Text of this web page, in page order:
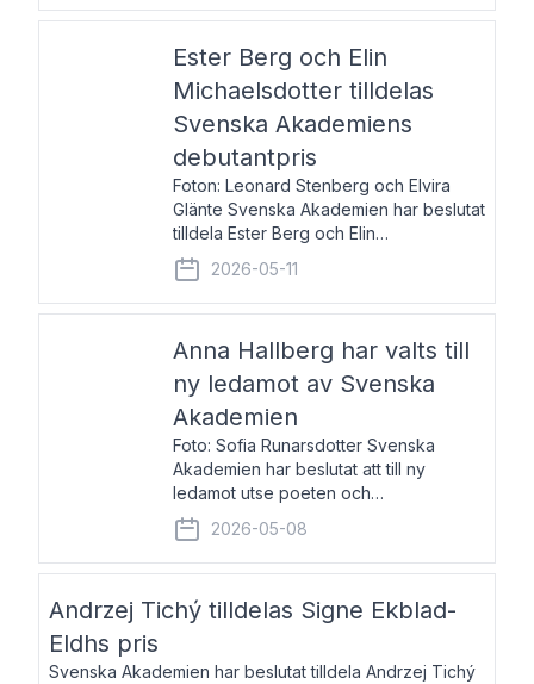
Ester Berg och Elin
Michaelsdotter tilldelas
Svenska Akademiens
debutantpris
Foton: Leonard Stenberg och Elvira
Glänte Svenska Akademien har beslutat
tilldela Ester Berg och Elin
Michaelsdotter Svenska Akademiens
debutantpris för år 2026. Priset är
nyinstiftat och syftar till att lyfta fram
2026-05-11
Anna Hallberg har valts till
ny ledamot av Svenska
Akademien
Foto: Sofia Runarsdotter Svenska
Akademien har beslutat att till ny
ledamot utse poeten och
litteraturkritikern Anna Hallberg. Hon
efterträder poeten Tua Forsström på
stol 18 och kommer att ta sitt inträde vid
2026-05-08
Andrzej Tichý tilldelas Signe Ekblad-
Eldhs pris
Svenska Akademien har beslutat tilldela Andrzej Tichý